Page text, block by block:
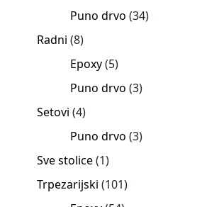
Puno drvo 34
Radni 8
Epoxy 5
Puno drvo 3
Setovi 4
Puno drvo 3
Sve stolice 1
Trpezarijski 101